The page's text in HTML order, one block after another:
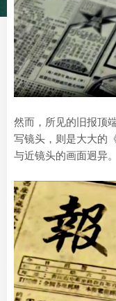
然而，所见的旧报顶
写镜头，则是大大的
与近镜头的画面迥异。